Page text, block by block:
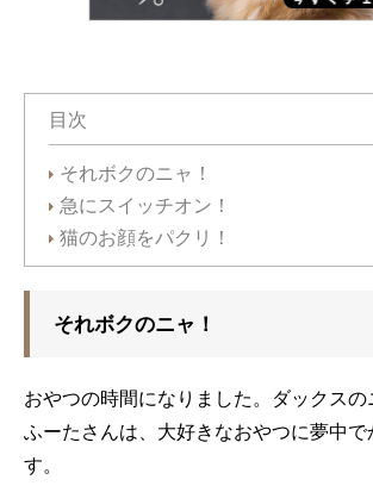
目次
それボクのニャ！
急にスイッチオン！
猫のお顔をパクリ！
それボクのニャ！
おやつの時間になりました。ダックス
ふーたさんは、大好きなおやつに夢中で
す。